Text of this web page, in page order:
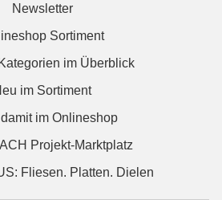
Newsletter
Sortiment
im Überblick
im Sortiment
im Onlineshop
Projekt-Marktplatz
Fliesen. Platten. Dielen